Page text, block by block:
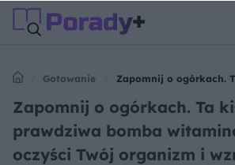
Gotowanie
Zapomnij o ogórkach.
prawdziwa bomba witaminowa, która
wzmocni serce
Zapomnij o ogórkach. Ta
prawdziwa bomba
oczyści Twój organizm i